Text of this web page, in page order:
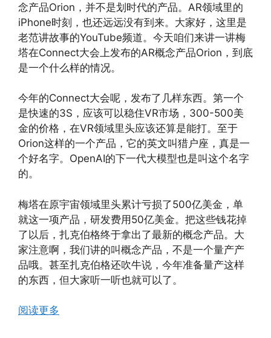
念产品Orion，并不是划时代的产品。AR领域里的
iPhone时刻，也还远远没有到来。大家好，这里是
老范讲故事的YouTube频道。今天咱们来讲一讲梅
塔在Connect大会上发布的AR概念产品Orion，到底
是一个什么样的情况。
今年的Connect大会呢，发布了几样东西。第一个
是快速的3S，应该可以稳住VR市场，300-500美
金的价格，在VR领域里头应该还算是能打。至于
Orion这样的一个产品，它的英文叫猎户座，真是一
个好名字。OpenAI的下一代大模型也是叫这个名字
的。
梅塔在原宇宙领域里头累计亏损了500亿美金，单
就这一项产品，研发费用50亿美金。把这些钱花掉
了以后，扎克伯格终于拿出了最新的概念产品。大
家注意啊，我们讲的叫概念产品，不是一个量产产
品哦。甚至扎克伯格还吹牛说，今年准备量产这样
的东西，但大家听一听也就可以了。
阅读更多